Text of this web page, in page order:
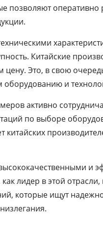
позволяют
Китайские
Это, в свою
оборудованию и
активно
по выборе
китайских
и
лидер в этой
которые ищут